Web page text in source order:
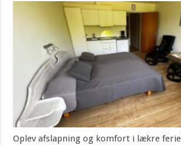
Oplev afslapning og komfort i lækre